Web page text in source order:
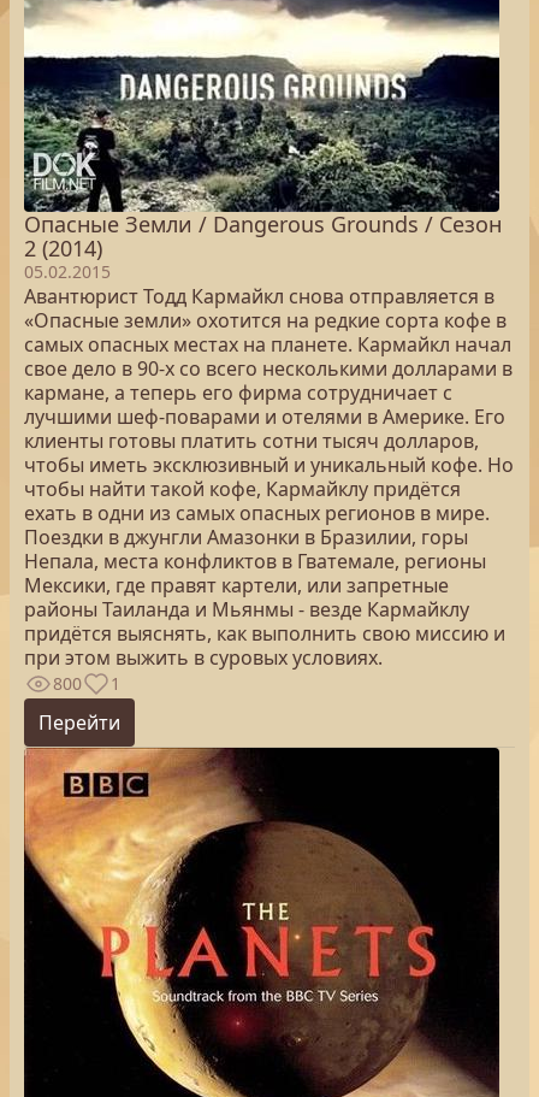
Опасные Земли / Dangerous Grounds / Сезон
2 (2014)
05.02.2015
Авантюрист Тодд Кармайкл снова отправляется в
«Опасные земли» охотится на редкие сорта кофе в
самых опасных местах на планете. Кармайкл начал
свое дело в 90-х со всего несколькими долларами в
кармане, а теперь его фирма сотрудничает с
лучшими шеф-поварами и отелями в Америке. Его
клиенты готовы платить сотни тысяч долларов,
чтобы иметь эксклюзивный и уникальный кофе. Но
чтобы найти такой кофе, Кармайклу придётся
ехать в одни из самых опасных регионов в мире.
Поездки в джунгли Амазонки в Бразилии, горы
Непала, места конфликтов в Гватемале, регионы
Мексики, где правят картели, или запретные
районы Таиланда и Мьянмы - везде Кармайклу
придётся выяснять, как выполнить свою миссию и
при этом выжить в суровых условиях.
800 1
Перейти